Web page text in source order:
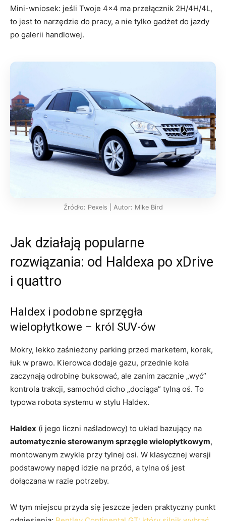
Mini-wniosek: jeśli Twoje 4×4 ma przełącznik 2H/4H/4L,
to jest to narzędzie do pracy, a nie tylko gadżet do jazdy
po galerii handlowej.
Źródło: Pexels | Autor: Mike Bird
Jak działają popularne
rozwiązania: od Haldexa po xDrive
i quattro
Haldex i podobne sprzęgła
wielopłytkowe – król SUV-ów
Mokry, lekko zaśnieżony parking przed marketem, korek,
łuk w prawo. Kierowca dodaje gazu, przednie koła
zaczynają odrobinę buksować, ale zanim zacznie „wyć”
kontrola trakcji, samochód cicho „dociąga” tylną oś. To
typowa robota systemu w stylu Haldex.
Haldex (i jego liczni naśladowcy) to układ bazujący na
automatycznie sterowanym sprzęgle wielopłytkowym,
montowanym zwykle przy tylnej osi. W klasycznej wersji
podstawowy napęd idzie na przód, a tylna oś jest
dołączana w razie potrzeby.
W tym miejscu przyda się jeszcze jeden praktyczny punkt